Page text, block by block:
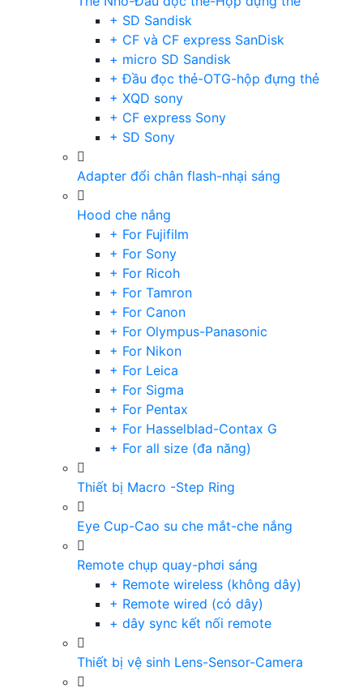
+ SD Sandisk
+ CF và CF express SanDisk
+ micro SD Sandisk
+ Đầu đọc thẻ-OTG-hộp đựng thẻ
+ XQD sony
+ CF express Sony
+ SD Sony
Adapter đổi chân flash-nhại sáng
Hood che nắng
+ For Fujifilm
+ For Sony
+ For Ricoh
+ For Tamron
+ For Canon
+ For Olympus-Panasonic
+ For Nikon
+ For Leica
+ For Sigma
+ For Pentax
+ For Hasselblad-Contax G
+ For all size (đa năng)
Thiết bị Macro -Step Ring
Eye Cup-Cao su che mắt-che nắng
Remote chụp quay-phơi sáng
+ Remote wireless (không dây)
+ Remote wired (có dây)
+ dây sync kết nối remote
Thiết bị vệ sinh Lens-Sensor-Camera